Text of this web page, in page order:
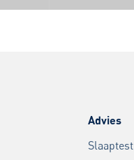
Advies
Slaaptest